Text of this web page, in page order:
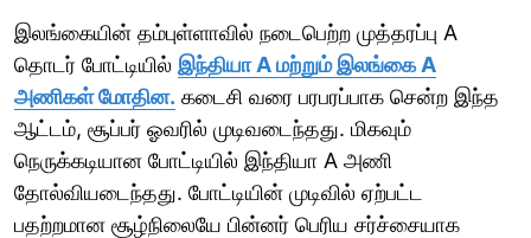
இலங்கையின் தம்புள்ளாவில் நடைபெற்ற முத்தரப்பு A
தொடர் போட்டியில் இந்தியா A மற்றும் இலங்கை A
அணிகள் மோதின. கடைசி வரை பரபரப்பாக சென்ற இந்த
ஆட்டம், சூப்பர் ஓவரில் முடிவடைந்தது. மிகவும்
நெருக்கடியான போட்டியில் இந்தியா A அணி
தோல்வியடைந்தது. போட்டியின் முடிவில் ஏற்பட்ட
பதற்றமான சூழ்நிலையே பின்னர் பெரிய சர்ச்சையாக